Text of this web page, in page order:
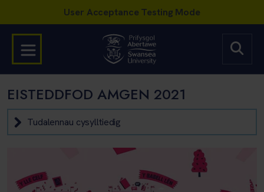
EISTEDDFOD AMGEN 2021
Tudalennau cysylltiedig